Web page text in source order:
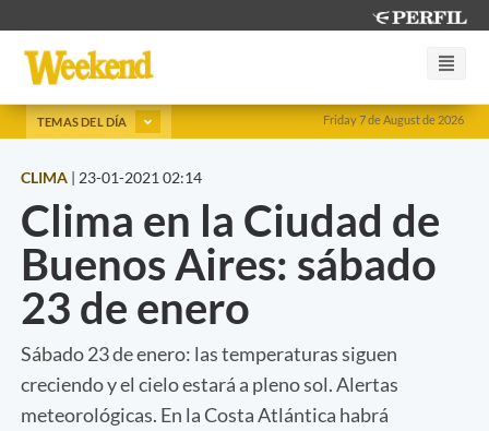
Friday 7 de August de 2026
TEMAS DEL DÍA
CLIMA | 23-01-2021 02:14
Clima en la Ciudad de
Buenos Aires: sábado
23 de enero
Sábado 23 de enero: las temperaturas siguen
creciendo y el cielo estará a pleno sol. Alertas
meteorológicas. En la Costa Atlántica habrá